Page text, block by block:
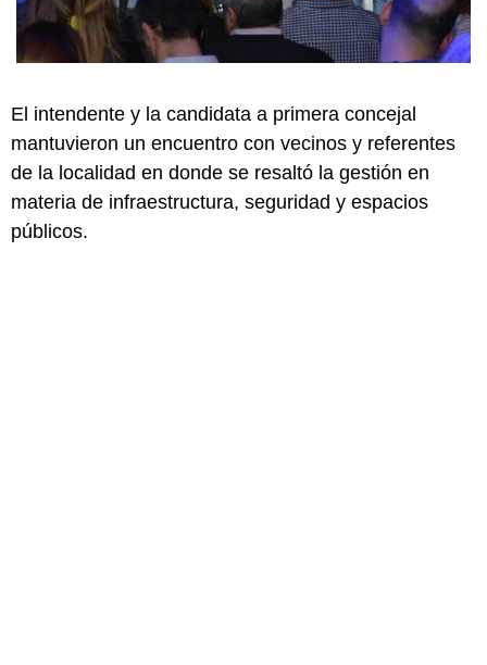
El intendente y la candidata a primera concejal
mantuvieron un encuentro con vecinos y referentes
de la localidad en donde se resaltó la gestión en
materia de infraestructura, seguridad y espacios
públicos.